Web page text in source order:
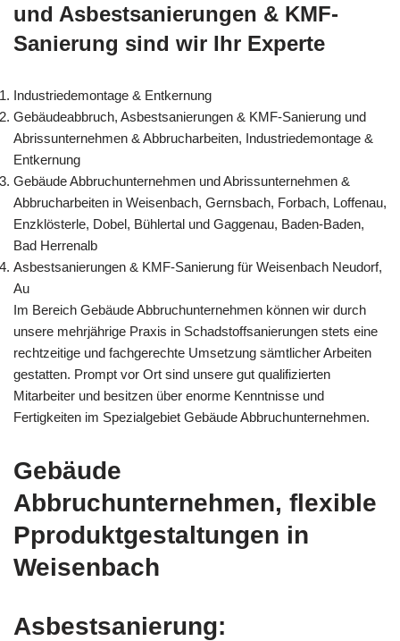
und Asbestsanierungen & KMF-
Sanierung sind wir Ihr Experte
Industriedemontage & Entkernung
Gebäudeabbruch, Asbestsanierungen & KMF-Sanierung und
Abrissunternehmen & Abbrucharbeiten, Industriedemontage &
Entkernung
Gebäude Abbruchunternehmen und Abrissunternehmen &
Abbrucharbeiten in Weisenbach, Gernsbach, Forbach, Loffenau,
Enzklösterle, Dobel, Bühlertal und Gaggenau, Baden-Baden,
Bad Herrenalb
Asbestsanierungen & KMF-Sanierung für Weisenbach Neudorf,
Au
Im Bereich Gebäude Abbruchunternehmen können wir durch
unsere mehrjährige Praxis in Schadstoffsanierungen stets eine
rechtzeitige und fachgerechte Umsetzung sämtlicher Arbeiten
gestatten. Prompt vor Ort sind unsere gut qualifizierten
Mitarbeiter und besitzen über enorme Kenntnisse und
Fertigkeiten im Spezialgebiet Gebäude Abbruchunternehmen.
Gebäude
Abbruchunternehmen, flexible
Pproduktgestaltungen in
Weisenbach
Asbestsanierung: